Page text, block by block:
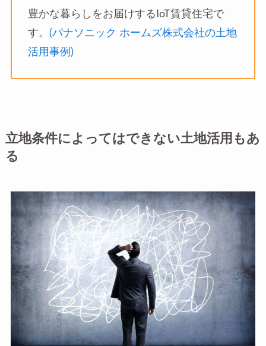
豊かな暮らしをお届けするIoT賃貸住宅で
す。 (パナソニック ホームズ株式会社の土地
活用事例)
立地条件によってはできない土地活用もあ
る